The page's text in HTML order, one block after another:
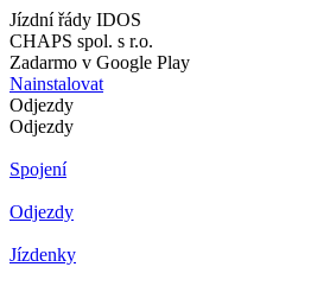
Jízdní řády IDOS
CHAPS spol. s r.o.
Zadarmo v Google Play
Nainstalovat
Odjezdy
Odjezdy
Spojení
Odjezdy
Jízdenky